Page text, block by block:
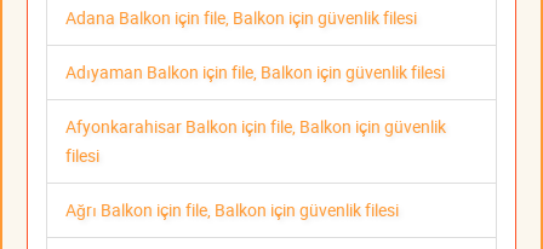
Adana Balkon için file, Balkon için güvenlik filesi
Adıyaman Balkon için file, Balkon için güvenlik filesi
Afyonkarahisar Balkon için file, Balkon için güvenlik
filesi
Ağrı Balkon için file, Balkon için güvenlik filesi